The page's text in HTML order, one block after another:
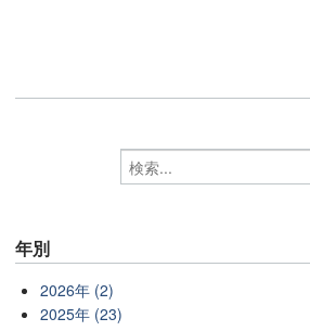
年別
2026年 (2)
2025年 (23)